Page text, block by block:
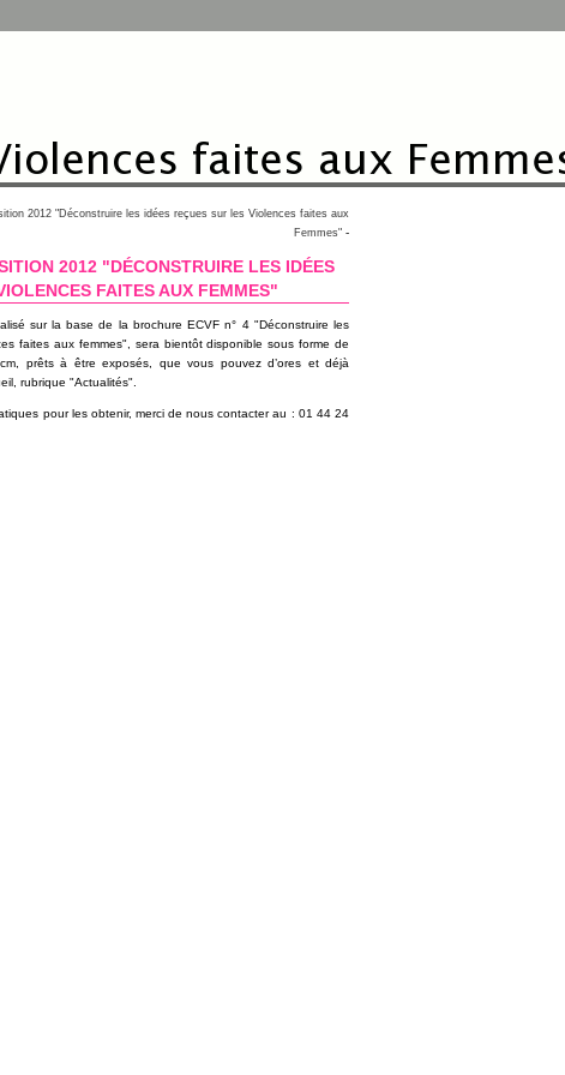
2012 "Déconstruire les idées reçues sur les Violences faites aux
Femmes" -
2012 "DÉCONSTRUIRE LES IDÉES
FAITES AUX FEMMES"
sur la base de la brochure ECVF n° 4 "Déconstruire les
faites aux femmes", sera bientôt disponible sous forme de
prêts à être exposés, que vous pouvez d’ores et déjà
rubrique "Actualités".
pour les obtenir, merci de nous contacter au : 01 44 24